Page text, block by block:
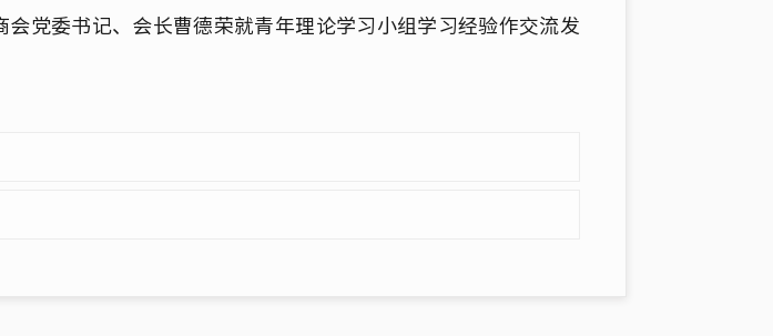
会党委书记、会长曹德荣就青年理论学习小组学习经验作交流发